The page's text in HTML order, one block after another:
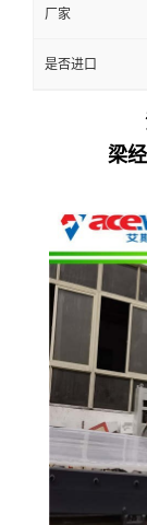
厂家
是否进口
梁